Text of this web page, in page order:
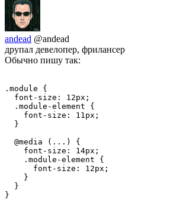
andead @andead
друпал девелопер, фрилансер
Обычно пишу так:
.module {
  font-size: 12px;
  .module-element {
    font-size: 11px;
  }
  @media (...) {
    font-size: 14px;
    .module-element {
      font-size: 12px;
    }
  }
}